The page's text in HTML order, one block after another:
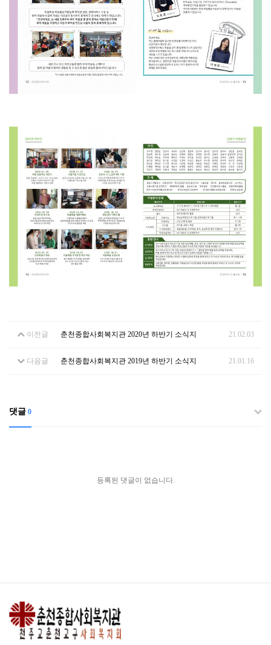
이전글 춘천종합사회복지관 2020년 하반기 소식지 21.02.03
다음글 춘천종합사회복지관 2019년 하반기 소식지 21.01.16
댓글 0
등록된 댓글이 없습니다.